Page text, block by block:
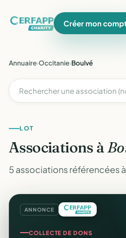
Créer mon
Annuaire›Occitanie›Boulvé
LOT
Associations à
5 associations référencées
ANNONCE
COLLECTE DE DONS